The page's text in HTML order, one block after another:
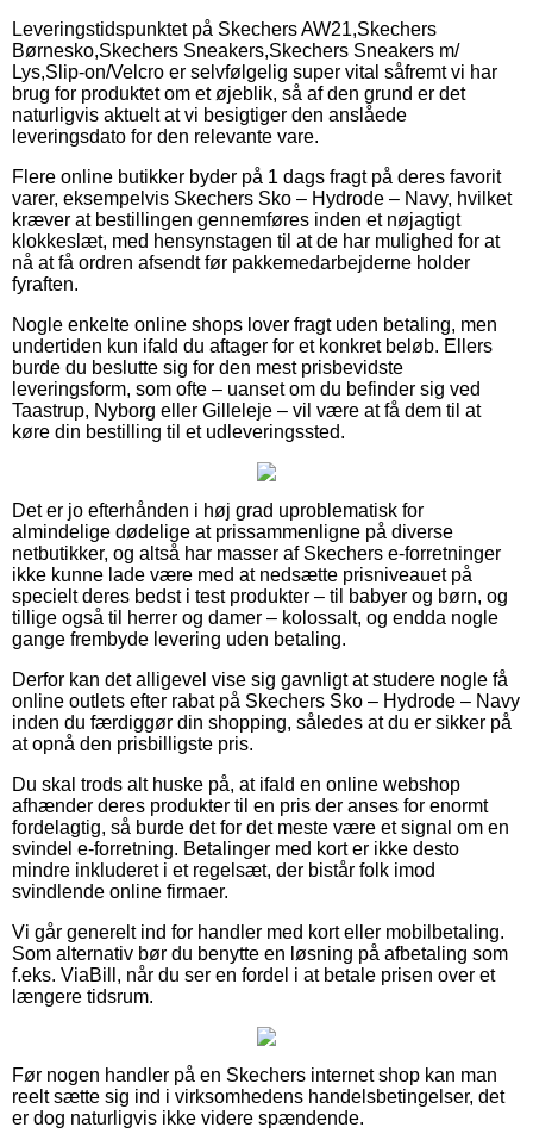
Leveringstidspunktet på Skechers AW21,Skechers
Børnesko,Skechers Sneakers,Skechers Sneakers m/
Lys,Slip-on/Velcro er selvfølgelig super vital såfremt vi har
brug for produktet om et øjeblik, så af den grund er det
naturligvis aktuelt at vi besigtiger den anslåede
leveringsdato for den relevante vare.
Flere online butikker byder på 1 dags fragt på deres favorit
varer, eksempelvis Skechers Sko – Hydrode – Navy, hvilket
kræver at bestillingen gennemføres inden et nøjagtigt
klokkeslæt, med hensynstagen til at de har mulighed for at
nå at få ordren afsendt før pakkemedarbejderne holder
fyraften.
Nogle enkelte online shops lover fragt uden betaling, men
undertiden kun ifald du aftager for et konkret beløb. Ellers
burde du beslutte sig for den mest prisbevidste
leveringsform, som ofte – uanset om du befinder sig ved
Taastrup, Nyborg eller Gilleleje – vil være at få dem til at
køre din bestilling til et udleveringssted.
Det er jo efterhånden i høj grad uproblematisk for
almindelige dødelige at prissammenligne på diverse
netbutikker, og altså har masser af Skechers e-forretninger
ikke kunne lade være med at nedsætte prisniveauet på
specielt deres bedst i test produkter – til babyer og børn, og
tillige også til herrer og damer – kolossalt, og endda nogle
gange frembyde levering uden betaling.
Derfor kan det alligevel vise sig gavnligt at studere nogle få
online outlets efter rabat på Skechers Sko – Hydrode – Navy
inden du færdiggør din shopping, således at du er sikker på
at opnå den prisbilligste pris.
Du skal trods alt huske på, at ifald en online webshop
afhænder deres produkter til en pris der anses for enormt
fordelagtig, så burde det for det meste være et signal om en
svindel e-forretning. Betalinger med kort er ikke desto
mindre inkluderet i et regelsæt, der bistår folk imod
svindlende online firmaer.
Vi går generelt ind for handler med kort eller mobilbetaling.
Som alternativ bør du benytte en løsning på afbetaling som
f.eks. ViaBill, når du ser en fordel i at betale prisen over et
længere tidsrum.
Før nogen handler på en Skechers internet shop kan man
reelt sætte sig ind i virksomhedens handelsbetingelser, det
er dog naturligvis ikke videre spændende.